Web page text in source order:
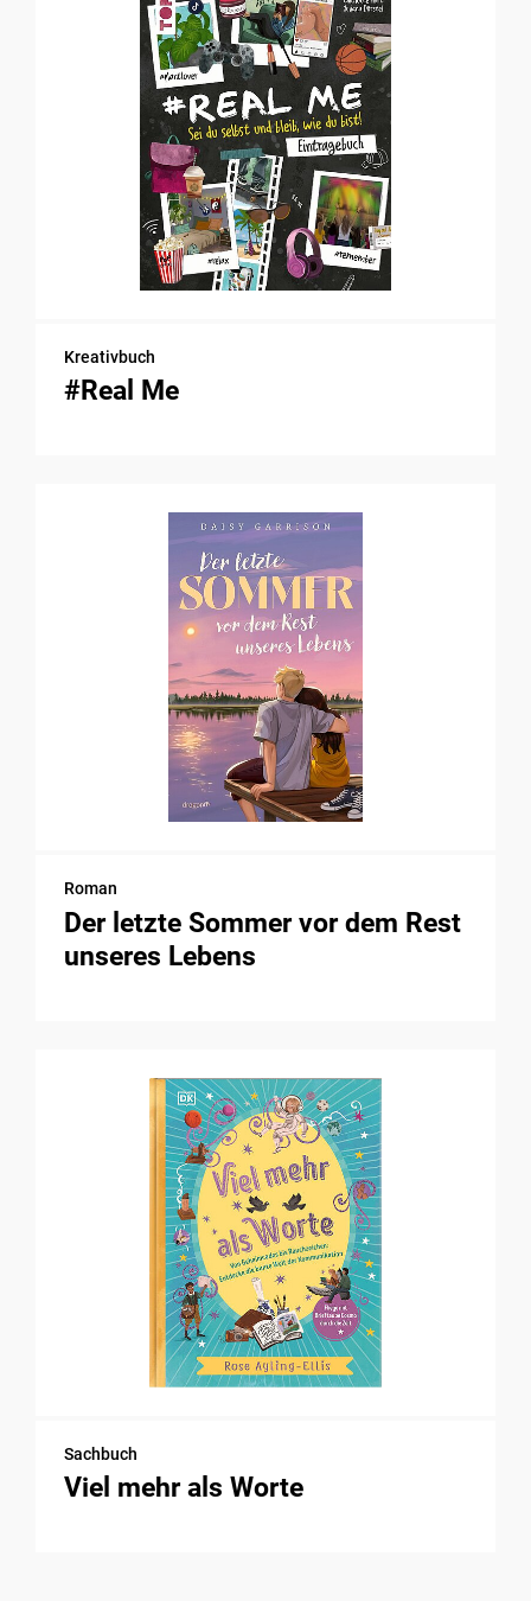
Kreativbuch
#Real Me
Roman
Der letzte Sommer vor dem Rest
unseres Lebens
Sachbuch
Viel mehr als Worte